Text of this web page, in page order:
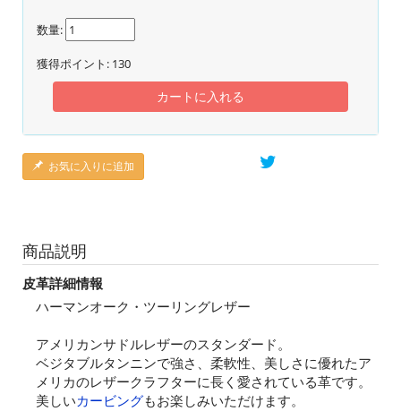
数量:
獲得ポイント: 130
カートに入れる
お気に入りに追加
商品説明
皮革詳細情報
ハーマンオーク・ツーリングレザー
アメリカンサドルレザーのスタンダード。
ベジタブルタンニンで強さ、柔軟性、美しさに優れたア
メリカのレザークラフターに長く愛されている革です。
美しいカービングもお楽しみいただけます。